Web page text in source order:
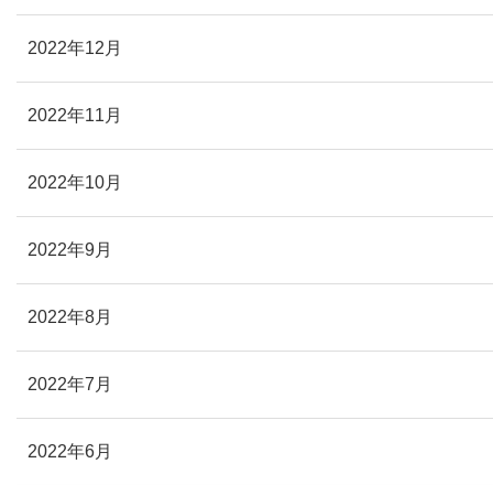
2022年12月
2022年11月
2022年10月
2022年9月
2022年8月
2022年7月
2022年6月